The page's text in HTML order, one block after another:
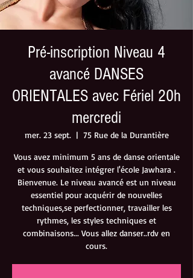
Pré-inscription Niveau 4
avancé DANSES
ORIENTALES avec Fériel 20h
mercredi
mer. 23 sept.
  |
75 Rue de la Durantière
Vous avez minimum 5 ans de danse orientale
et vous souhaitez intégrer l'école Jawhara .
Bienvenue. Le niveau avancé est un niveau
essentiel pour acquérir de nouvelles
techniques,se perfectionner, travailler les
rythmes, les styles techniques et
combinaisons... Vous allez danser..rdv en
cours.